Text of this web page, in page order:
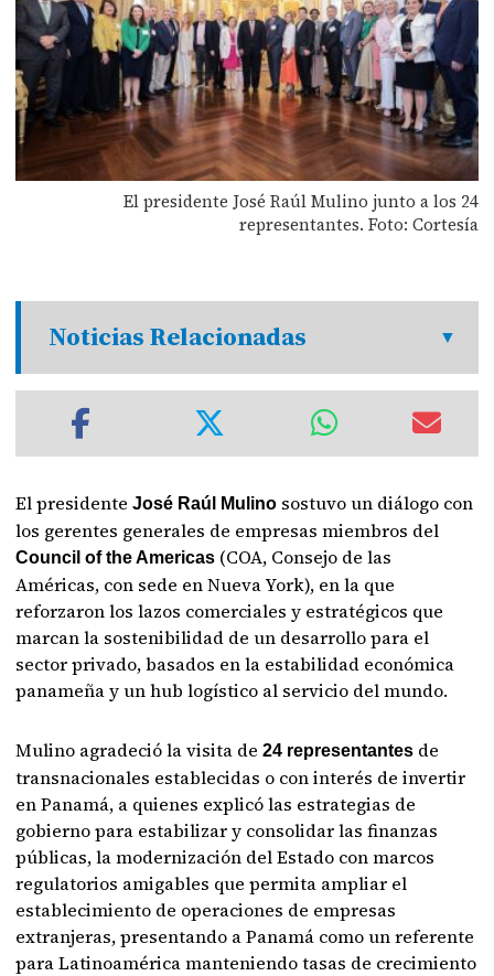
El presidente José Raúl Mulino junto a los 24
representantes. Foto: Cortesía
Noticias Relacionadas
El presidenteJosé Raúl Mulino sostuvo un diálogo con
los gerentes generales de empresas miembros del
Council of the Americas (COA, Consejo de las
Américas, con sede en Nueva York), en la que
reforzaron los lazos comerciales y estratégicos que
marcan la sostenibilidad de un desarrollo para el
sector privado, basados en la estabilidad económica
panameña y un hub logístico al servicio del mundo.
Mulino agradeció la visita de24 representantes de
transnacionales establecidas o con interés de invertir
en Panamá, a quienes explicó las estrategias de
gobierno para estabilizar y consolidar las finanzas
públicas, la modernización del Estado con marcos
regulatorios amigables que permita ampliar el
establecimiento de operaciones de empresas
extranjeras, presentando a Panamá como un referente
para Latinoamérica manteniendo tasas de crecimiento